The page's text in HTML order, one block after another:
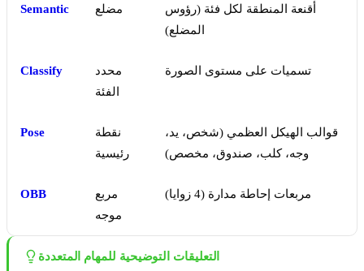
Semantic مضلع
أقنعة المنطقة لكل فئة (رؤوس
المضلع)
Classify
محدد
الفئة
تسميات على مستوى الصورة
Pose
نقطة
رئيسية
قوالب الهيكل العظمي (شخص، يد،
وجه، كلب، صندوق، مخصص)
OBB
مربع
موجه
مربعات إحاطة مدارة (4 زوايا)
التعليقات التوضيحية للمهام المتعددة